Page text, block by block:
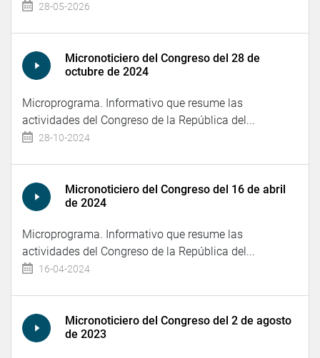
28-05-2026
Micronoticiero del Congreso del 28 de
octubre de 2024
Microprograma. Informativo que resume las
actividades del Congreso de la República del...
28-10-2024
Micronoticiero del Congreso del 16 de abril
de 2024
Microprograma. Informativo que resume las
actividades del Congreso de la República del...
16-04-2024
Micronoticiero del Congreso del 2 de agosto
de 2023